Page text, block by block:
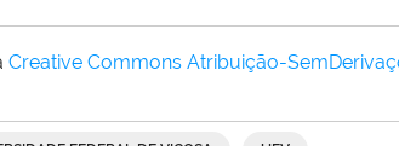
Creative Commons Atribuição-